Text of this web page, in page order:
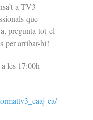
a TV3
que
pregunta tot el
per arribar-hi!
les 17:00h
ca/